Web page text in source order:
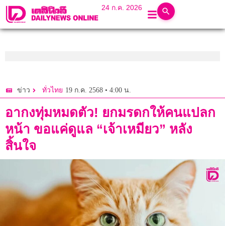
24 ก.ค. 2026
ข่าว ทั่วไทย 19 ก.ค. 2568 • 4:00 น.
อากงทุ่มหมดตัว! ยกมรดกให้คนแปลก
หน้า ขอแค่ดูแล “เจ้าเหมียว” หลัง
สิ้นใจ